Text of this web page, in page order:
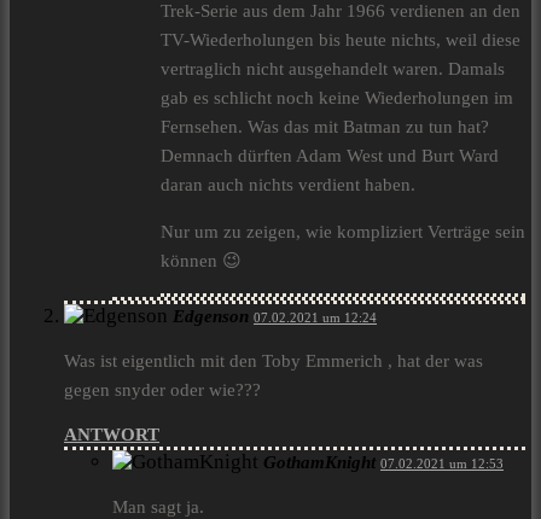
Trek-Serie aus dem Jahr 1966 verdienen an den
TV-Wiederholungen bis heute nichts, weil diese
vertraglich nicht ausgehandelt waren. Damals
gab es schlicht noch keine Wiederholungen im
Fernsehen. Was das mit Batman zu tun hat?
Demnach dürften Adam West und Burt Ward
daran auch nichts verdient haben.
Nur um zu zeigen, wie kompliziert Verträge sein
können 😉
Edgenson 07.02.2021 um 12:24
Was ist eigentlich mit den Toby Emmerich , hat der was
gegen snyder oder wie???
ANTWORT
GothamKnight 07.02.2021 um 12:53
Man sagt ja.